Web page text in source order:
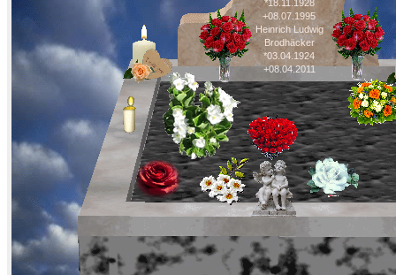
*18.11.1928
+08.07.1995
Heinrich Ludwig
Brodhäcker
*03.04.1924
+08.04.2011